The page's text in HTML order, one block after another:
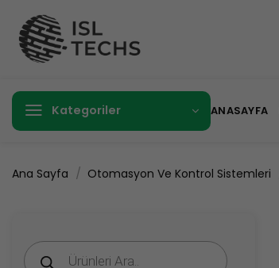
atla
Kategoriler ANASAYFA
Ana Sayfa / Otomasyon Ve Kontrol Sistemleri
Products
search